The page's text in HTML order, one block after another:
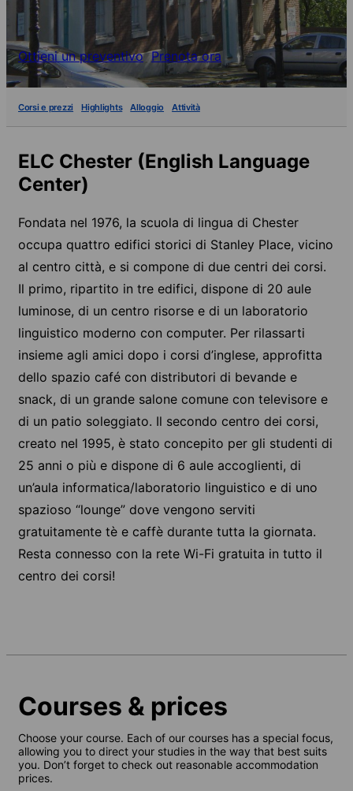
Ottieni un preventivo Prenota ora
Corsi e prezzi Highlights Alloggio Attività
ELC Chester (English Language
Center)
Fondata nel 1976, la scuola di lingua di Chester
occupa quattro edifici storici di Stanley Place, vicino
al centro città, e si compone di due centri dei corsi.
Il primo, ripartito in tre edifici, dispone di 20 aule
luminose, di un centro risorse e di un laboratorio
linguistico moderno con computer. Per rilassarti
insieme agli amici dopo i corsi d’inglese, approfitta
dello spazio café con distributori di bevande e
snack, di un grande salone comune con televisore e
di un patio soleggiato. Il secondo centro dei corsi,
creato nel 1995, è stato concepito per gli studenti di
25 anni o più e dispone di 6 aule accoglienti, di
un’aula informatica/laboratorio linguistico e di uno
spazioso “lounge” dove vengono serviti
gratuitamente tè e caffè durante tutta la giornata.
Resta connesso con la rete Wi-Fi gratuita in tutto il
centro dei corsi!
Courses & prices
Choose your course. Each of our courses has a special focus,
allowing you to direct your studies in the way that best suits
you. Don’t forget to check out reasonable accommodation
prices.